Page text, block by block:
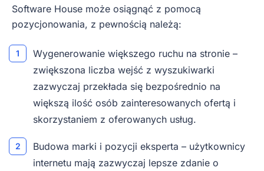
Software House może osiągnąć z pomocą
pozycjonowania, z pewnością należą:
Wygenerowanie większego ruchu na stronie –
zwiększona liczba wejść z wyszukiwarki
zazwyczaj przekłada się bezpośrednio na
większą ilość osób zainteresowanych ofertą i
skorzystaniem z oferowanych usług.
Budowa marki i pozycji eksperta – użytkownicy
internetu mają zazwyczaj lepsze zdanie o